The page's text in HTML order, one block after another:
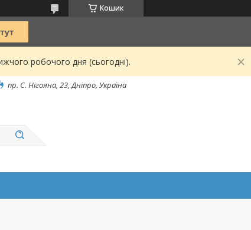
Кошик
робочого дня (сьогодні).
пр. С. Нігояна, 23, Дніпро, Україна